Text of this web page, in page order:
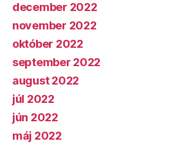
december 2022
november 2022
október 2022
september 2022
august 2022
júl 2022
jún 2022
máj 2022